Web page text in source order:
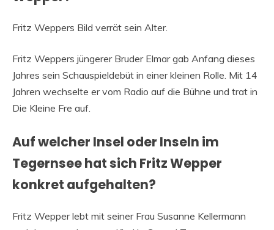
Fritz Weppers Bild verrät sein Alter.
Fritz Weppers jüngerer Bruder Elmar gab Anfang dieses
Jahres sein Schauspieldebüt in einer kleinen Rolle. Mit 14
Jahren wechselte er vom Radio auf die Bühne und trat in
Die Kleine Fre auf.
Auf welcher Insel oder Inseln im
Tegernsee hat sich Fritz Wepper
konkret aufgehalten?
Fritz Wepper lebt mit seiner Frau Susanne Kellermann